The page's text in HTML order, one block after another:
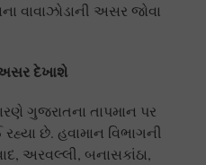
વાવાઝોડાની અસર જોવા
અસર દેખાશે
ગુજરાતના તાપમાન પર
છે. હવામાન વિભાગની
અરવલ્લી, બનાસકાંઠા,